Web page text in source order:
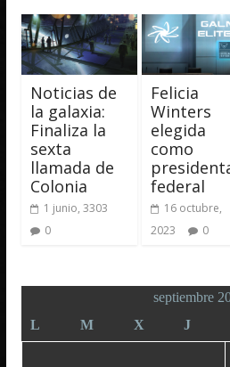
Noticias de
la galaxia:
Finaliza la
sexta
llamada de
Colonia
1 junio, 3303
0
Felicia
Winters
elegida
como
federal
16 octubre,
2023
0
septiembre
L
M X J